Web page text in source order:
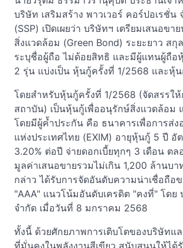
บริษัท เสริมสร้าง พาวเวอร์ คอร์ปอเรชั่น
(SSP) เปิดเผยว่า บริษัทฯ เตรียมเสนอขา
สิ่งแวดล้อม (Green Bond) ระยะยาว สกุ
ระบุชื่อผู้ถือ ไม่ด้อยสิทธิ และมีผู้แทนผู้ถือ
2 รุ่น แบ่งเป็น หุ้นกู้ครั้งที่ 1/2568 และหุ้
โดยสำหรับหุ้นกู้ครั้งที่ 1/2568 (จัดสรรใ
สถาบัน) เป็นหุ้นกู้เพื่ออนุรักษ์สิ่งแวดล้อม
โดยมีผู้ค้ำประกัน คือ ธนาคารเพื่อการส่ง
แห่งประเทศไทย (EXIM) อายุหุ้นกู้ 5 ปี อั
3.20% ต่อปี จ่ายดอกเบี้ยทุกๆ 3 เดือน ต
มูลค่าเสนอขายรวมไม่เกิน 1,200 ล้านบ
กล่าว ได้รับการจัดอันดับความน่าเชื่อถือ
"AAA" แนวโน้มอันดับเครดิต "คงที่" โดย
จำกัด เมื่อวันที่ 8 มกราคม 2568
ทั้งนี้ ด้วยศักยภาพการเติบโตของบริษัทแ
ที่มั่นคงในพลังงานสีเขียว สนับสนุนให้ได้